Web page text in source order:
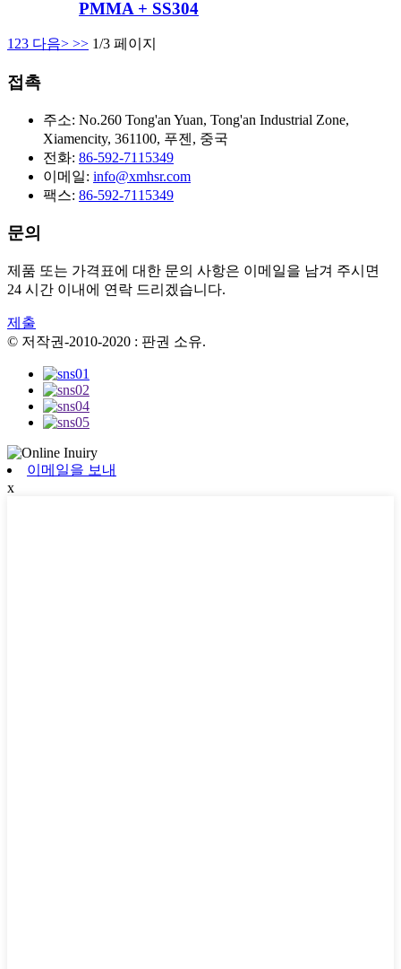
PMMA + SS304
1 23 다음> >> 1/3 페이지
접촉
주소: No.260 Tong'an Yuan, Tong'an Industrial Zone,
Xiamencity, 361100, 푸젠, 중국
전화: 86-592-7115349
이메일: info@xmhsr.com
팩스: 86-592-7115349
문의
제품 또는 가격표에 대한 문의 사항은 이메일을 남겨 주시면
24 시간 이내에 연락 드리겠습니다.
제출
© 저작권-2010-2020 : 판권 소유.
이메일을 보내
x